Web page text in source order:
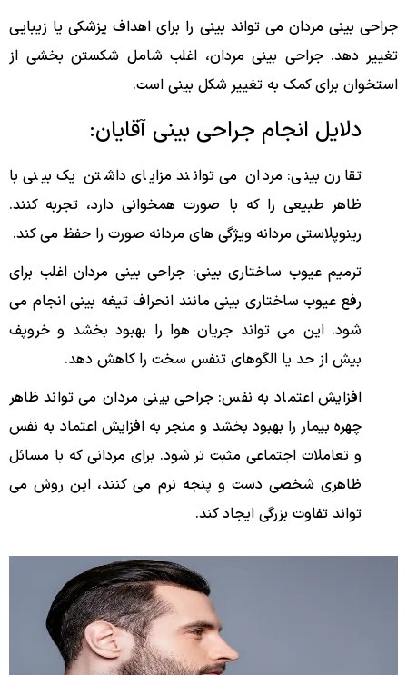
جراحی بینی مردان می تواند بینی را برای اهداف پزشکی یا زیبایی
تغییر دهد. جراحی بینی مردان، اغلب شامل شکستن بخشی از
استخوان برای کمک به تغییر شکل بینی است.
دلایل انجام جراحی بینی آقایان:
تقارن بینی: مردان می توانند مزایای داشتن یک بینی با
ظاهر طبیعی را که با صورت همخوانی دارد، تجربه کنند.
رینوپلاستی مردانه ویژگی های مردانه صورت را حفظ می کند.
ترمیم عیوب ساختاری بینی: جراحی بینی مردان اغلب برای
رفع عیوب ساختاری بینی مانند انحراف تیغه بینی انجام می
شود. این می تواند جریان هوا را بهبود بخشد و خروپف
بیش از حد یا الگوهای تنفس سخت را کاهش دهد.
افزایش اعتماد به نفس: جراحی بینی مردان می تواند ظاهر
چهره بیمار را بهبود بخشد و منجر به افزایش اعتماد به نفس
و تعاملات اجتماعی مثبت تر شود. برای مردانی که با مسائل
ظاهری شخصی دست و پنجه نرم می کنند، این روش می
تواند تفاوت بزرگی ایجاد کند.